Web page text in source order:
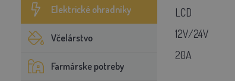
Elektrické ohradníky
Včelárstvo
Farmárske potreby
LCD
12V/24V
20A